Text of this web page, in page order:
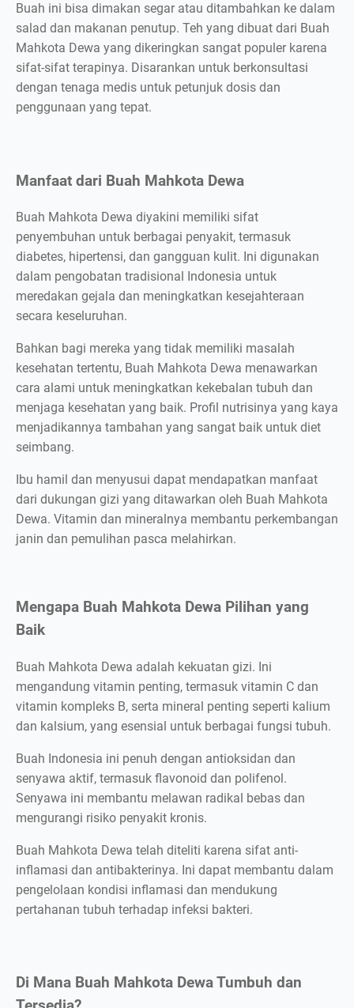
Buah ini bisa dimakan segar atau ditambahkan ke dalam
salad dan makanan penutup. Teh yang dibuat dari Buah
Mahkota Dewa yang dikeringkan sangat populer karena
sifat-sifat terapinya. Disarankan untuk berkonsultasi
dengan tenaga medis untuk petunjuk dosis dan
penggunaan yang tepat.
Manfaat dari Buah Mahkota Dewa
Buah Mahkota Dewa diyakini memiliki sifat
penyembuhan untuk berbagai penyakit, termasuk
diabetes, hipertensi, dan gangguan kulit. Ini digunakan
dalam pengobatan tradisional Indonesia untuk
meredakan gejala dan meningkatkan kesejahteraan
secara keseluruhan.
Bahkan bagi mereka yang tidak memiliki masalah
kesehatan tertentu, Buah Mahkota Dewa menawarkan
cara alami untuk meningkatkan kekebalan tubuh dan
menjaga kesehatan yang baik. Profil nutrisinya yang kaya
menjadikannya tambahan yang sangat baik untuk diet
seimbang.
Ibu hamil dan menyusui dapat mendapatkan manfaat
dari dukungan gizi yang ditawarkan oleh Buah Mahkota
Dewa. Vitamin dan mineralnya membantu perkembangan
janin dan pemulihan pasca melahirkan.
Mengapa Buah Mahkota Dewa Pilihan yang
Baik
Buah Mahkota Dewa adalah kekuatan gizi. Ini
mengandung vitamin penting, termasuk vitamin C dan
vitamin kompleks B, serta mineral penting seperti kalium
dan kalsium, yang esensial untuk berbagai fungsi tubuh.
Buah Indonesia ini penuh dengan antioksidan dan
senyawa aktif, termasuk flavonoid dan polifenol.
Senyawa ini membantu melawan radikal bebas dan
mengurangi risiko penyakit kronis.
Buah Mahkota Dewa telah diteliti karena sifat anti-
inflamasi dan antibakterinya. Ini dapat membantu dalam
pengelolaan kondisi inflamasi dan mendukung
pertahanan tubuh terhadap infeksi bakteri.
Di Mana Buah Mahkota Dewa Tumbuh dan